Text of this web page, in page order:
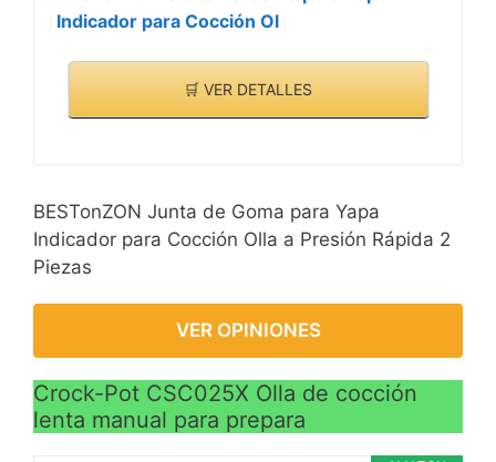
Indicador para Cocción Ol
🛒 VER DETALLES
BESTonZON Junta de Goma para Yapa
Indicador para Cocción Olla a Presión Rápida 2
Piezas
VER OPINIONES
Crock-Pot CSC025X Olla de cocción
lenta manual para prepara